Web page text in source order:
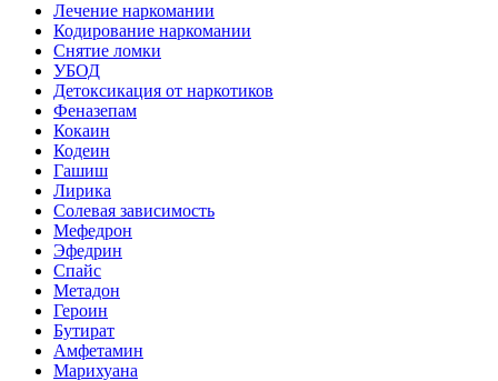
Лечение наркомании
Кодирование наркомании
Снятие ломки
УБОД
Детоксикация от наркотиков
Феназепам
Кокаин
Кодеин
Гашиш
Лирика
Солевая зависимость
Мефедрон
Эфедрин
Спайс
Метадон
Героин
Бутират
Амфетамин
Марихуана